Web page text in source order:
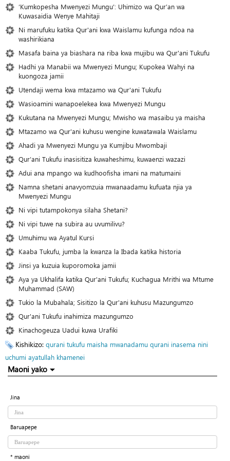
‘Kumkopesha Mwenyezi Mungu’: Uhimizo wa Qur’an wa
Kuwasaidia Wenye Mahitaji
Ni marufuku katika Qur'ani kwa Waislamu kufunga ndoa na
washirikiana
Masafa baina ya biashara na riba kwa mujibu wa Qur'ani Tukufu
Hadhi ya Manabii wa Mwenyezi Mungu; Kupokea Wahyi na
kuongoza jamii
Utendaji wema kwa mtazamo wa Qur'ani Tukufu
Wasioamini wanapoelekea kwa Mwenyezi Mungu
Kukutana na Mwenyezi Mungu; Mwisho wa masaibu ya maisha
Mtazamo wa Qur'ani kuhusu wengine kuwatawala Waislamu
Ahadi ya Mwenyezi Mungu ya Kumjibu Mwombaji
Qur’ani Tukufu inasisitiza kuwaheshimu, kuwaenzi wazazi
Adui ana mpango wa kudhoofisha imani na matumaini
Namna shetani anavyomzuia mwanaadamu kufuata njia ya
Mwenyezi Mungu
Ni vipi tutampokonya silaha Shetani?
Ni vipi tuwe na subira au uvumilivu?
Umuhimu wa Ayatul Kursi
Kaaba Tukufu, jumba la kwanza la Ibada katika historia
Jinsi ya kuzuia kuporomoka jamii
Aya ya Ukhalifa katika Qur'ani Tukufu; Kuchagua Mrithi wa Mtume
Muhammad (SAW)
Tukio la Mubahala; Sisitizo la Qur'ani kuhusu Mazungumzo
Qur'ani Tukufu inahimiza mazungumzo
Kinachogeuza Uadui kuwa Urafiki
Kishikizo: qurani tukufu maisha mwanadamu qurani inasema nini
uchumi ayatullah khamenei
Maoni yako
Jina
Baruapepe
* maoni